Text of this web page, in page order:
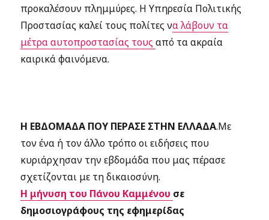
προκαλέσουν πλημμύρες. Η Υπηρεσία Πολιτικής
Προστασίας καλεί τους πολίτες να λάβουν τα
μέτρα αυτοπροστασίας τουςαπό τα ακραία
καιρικά φαινόμενα.
Η ΕΒΔΟΜΑΔΑ ΠΟΥ ΠΕΡΑΣΕ ΣΤΗΝ ΕΛΛΑΔΑ.Με
τον ένα ή τον άλλο τρόπο οι ειδήσεις που
κυριάρχησαν την εβδομάδα που μας πέρασε
σχετίζονται με τη δικαιοσύνη.
Η μήνυση του Πάνου Καμμένου σε
δημοσιογράφους της εφημερίδας